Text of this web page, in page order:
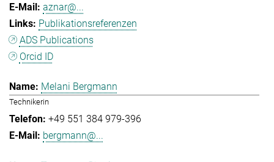
aznar@...
Publikationsreferenzen
ADS Publications
Orcid ID
Melani Bergmann
Technikerin
+49 551 384 979-396
bergmann@...